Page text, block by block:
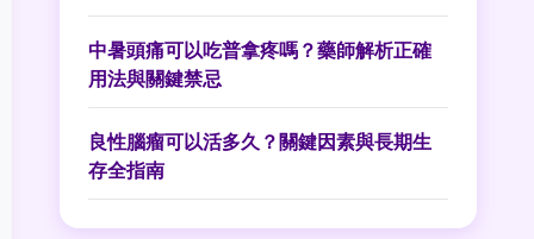
中暑頭痛可以吃普拿疼嗎？藥師解析正確
用法與關鍵禁忌
良性腦瘤可以活多久？關鍵因素與長期生
存全指南